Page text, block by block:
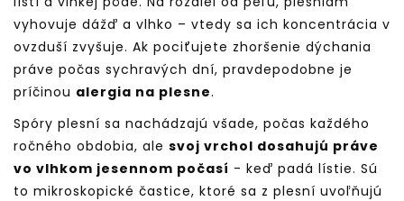
vyhovuje dážď a vlhko – vtedy sa ich koncentrácia v
ovzduší zvyšuje. Ak pociťujete zhoršenie dýchania
práve počas sychravých dní, pravdepodobne je
príčinou alergia na plesne.
Spóry plesní sa nachádzajú všade, počas každého
ročného obdobia, ale svoj vrchol dosahujú práve
vo vlhkom jesennom počasí - keď padá lístie. Sú
to mikroskopické častice, ktoré sa z plesní uvoľňujú